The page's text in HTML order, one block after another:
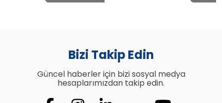
Bizi Takip Edin
Güncel haberler için bizi sosyal medya
hesaplarımızdan takip edin.